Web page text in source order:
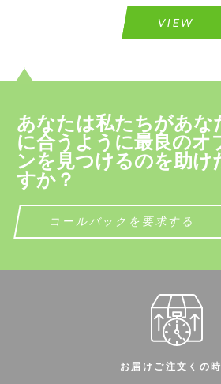
VIEW
あなたは私たちがあな
に合うように最良のオ
ンを見つけるのを助け
すか？
コールバックを要求する
お届けご注文くの
Please use this form to fill in
information for your price
個人データの処理に
お客様の言語を話し
Please use this form to fill in
個人データの処理に同意